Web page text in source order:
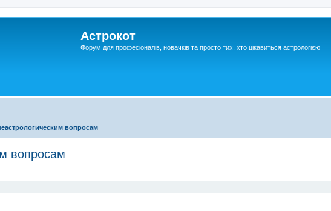
Астрокот
Форум для професіоналів, новачків та просто тих, хто цікавиться астрологією
вопросам
вопросам